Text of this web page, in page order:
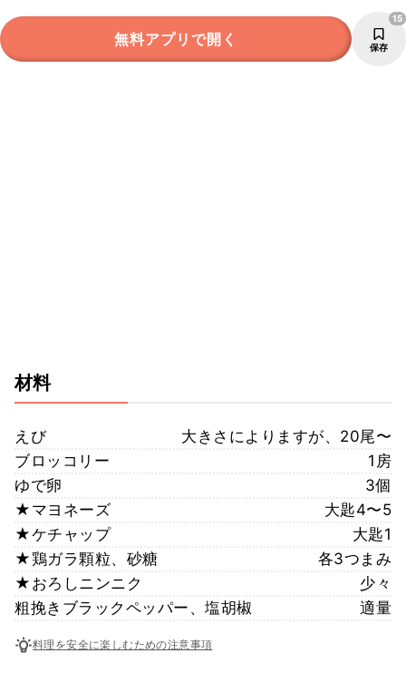
無料アプリで開く 保存
15
材料
えび
大きさによりますが、20尾〜
ブロッコリー
1房
ゆで卵
3個
★マヨネーズ
大匙4〜5
★ケチャップ
大匙1
★鶏ガラ顆粒、砂糖
各3つまみ
★おろしニンニク
少々
粗挽きブラックペッパー、塩胡椒
適量
料理を安全に楽しむための注意事項